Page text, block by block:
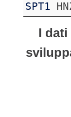
SPT1
I